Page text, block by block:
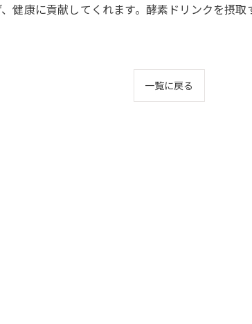
健康に貢献してくれます。酵素ドリンクを摂
一覧に戻る